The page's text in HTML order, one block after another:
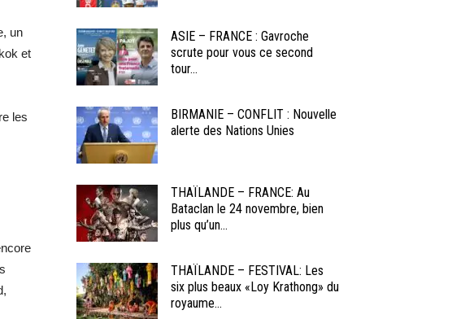
un
et
les
ASIE – FRANCE : Gavroche
scrute pour vous ce second
tour...
BIRMANIE – CONFLIT : Nouvelle
alerte des Nations Unies
THAÏLANDE – FRANCE: Au
Bataclan le 24 novembre, bien
plus qu’un...
THAÏLANDE – FESTIVAL: Les
six plus beaux «Loy Krathong» du
royaume...